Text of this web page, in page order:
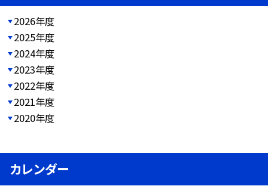
2026年度
2025年度
2024年度
2023年度
2022年度
2021年度
2020年度
カレンダー